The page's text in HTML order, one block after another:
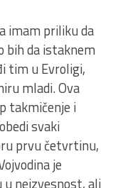
imam priliku da
bih da istaknem
tim u Evroligi,
mladi. Ova
takmičenje i
svaki
prvu četvrtinu,
je
neizvesnost, ali